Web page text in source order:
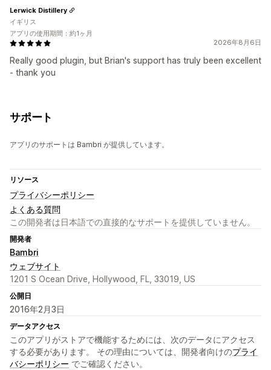
2026年8月6日
Really good plugin, but Brian's support has truly been excellent
- thank you
Lerwick Distillery
イギリス
アプリの使用期間：約1ヶ月
サポート
アプリのサポートは Bambri が提供しています。
リソース
プライバシーポリシー
よくある質問
この開発者は日本語での直接的なサポートを提供していません。
開発者
Bambri
ウェブサイト
1201 S Ocean Drive, Hollywood, FL, 33019, US
公開日
2016年2月3日
データアクセス
このアプリがストアで機能するためには、次のデータにアクセス
する必要があります。 その理由については、開発者向けのプライ
バシーポリシー でご確認ください。